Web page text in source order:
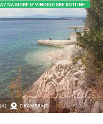
0 KAMERA(E)
NA MORE IZ VINODOLSKE KOTLINE